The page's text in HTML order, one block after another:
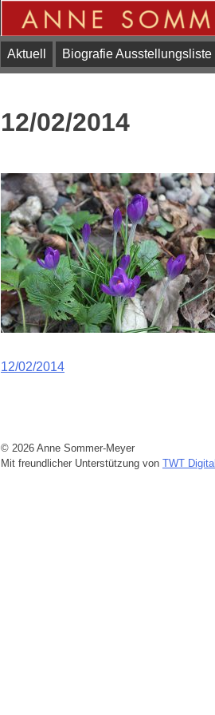
Aktuell Biografie Ausstellungsliste
12/02/2014
Beitragsnavigation
12/02/2014
© 2026 Anne Sommer-Meyer
Mit freundlicher Unterstützung von TWT